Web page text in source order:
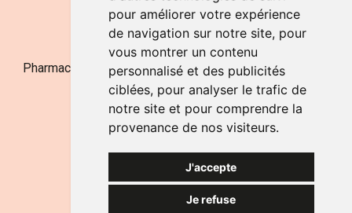
pour améliorer votre expérience
de navigation sur notre site, pour
vous montrer un contenu
personnalisé et des publicités
ciblées, pour analyser le trafic de
notre site et pour comprendre la
provenance de nos visiteurs.
J'accepte
Je refuse
NOUS CONTACTER
Pharmacie Jufarma - Fatima Abachra - APB 521704 - N°
Entreprise BE0882-700-592